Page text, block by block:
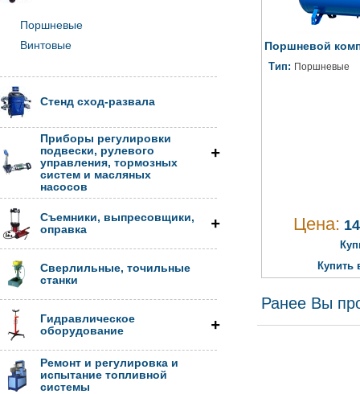
Поршневой
Тип: Поршневые
Цена:
Купить
Ранее Вы
Поршневые
Винтовые
Стенд сход-развала
Приборы регулировки
подвески, рулевого
управления, тормозных
систем и масляных
насосов
Съемники, выпресовщики,
оправка
Сверлильные, точильные
станки
Гидравлическое
оборудование
Ремонт и регулировка и
испытание топливной
системы